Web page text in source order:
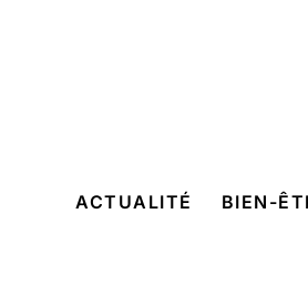
ACTUALITÉ BIEN-